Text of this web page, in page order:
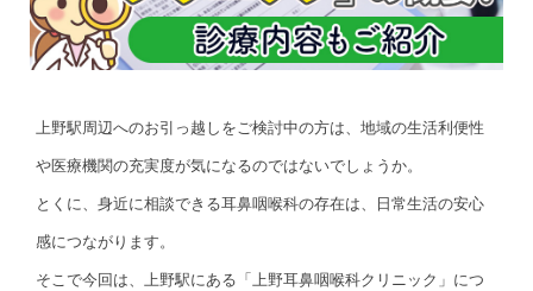
上野駅周辺へのお引っ越しをご検討中の方は、地域の生活利便性
や医療機関の充実度が気になるのではないでしょうか。
とくに、身近に相談できる耳鼻咽喉科の存在は、日常生活の安心
感につながります。
そこで今回は、上野駅にある「上野耳鼻咽喉科クリニック」につ